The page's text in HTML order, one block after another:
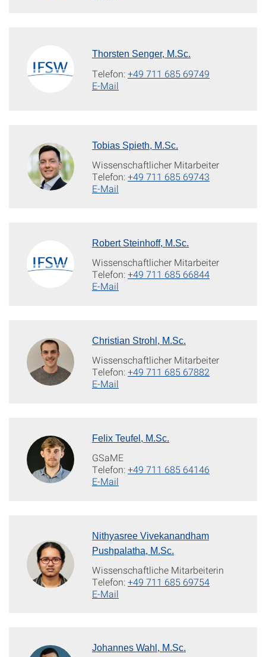
Thorsten Senger, M.Sc.
Telefon:+49 711 685 69749
E-Mail
Tobias Spieth, M.Sc.
Wissenschaftlicher Mitarbeiter
Telefon:+49 711 685 69743
E-Mail
Robert Steinhoff, M.Sc.
Wissenschaftlicher Mitarbeiter
Telefon:+49 711 685 66844
E-Mail
Christian Strohl, M.Sc.
Wissenschaftlicher Mitarbeiter
Telefon:+49 711 685 67882
E-Mail
Felix Teufel, M.Sc.
GSaME
Telefon:+49 711 685 64146
E-Mail
Nithyasree Vivekanandham
Pushpalatha, M.Sc.
Wissenschaftliche Mitarbeiterin
Telefon:+49 711 685 69754
E-Mail
Johannes Wahl, M.Sc.